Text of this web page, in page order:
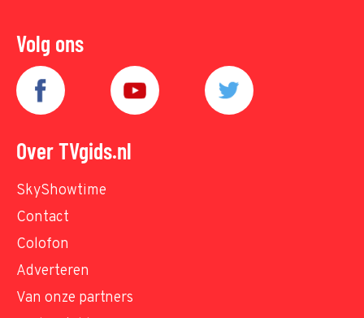
Volg ons
Over TVgids.nl
SkyShowtime
Contact
Colofon
Adverteren
Van onze partners